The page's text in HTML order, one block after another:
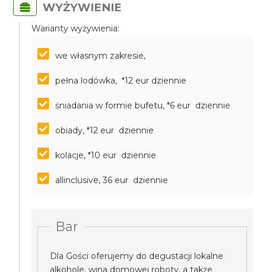
WYŻYWIENIE
Warianty wyżywienia:
we własnym zakresie,
pełna lodówka, *12 eur dziennie
śniadania w formie bufetu, *6 eur dziennie
obiady, *12 eur dziennie
kolacje, *10 eur dziennie
allinclusive, 36 eur dziennie
Bar
Dla Gości oferujemy do degustacji lokalne
alkohole, wina domowej roboty, a także